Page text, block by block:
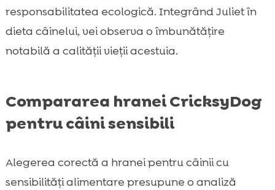
responsabilitatea ecologică. Integrând Juliet în
dieta câinelui, vei observa o îmbunătățire
notabilă a calității vieții acestuia.
Compararea hranei CricksyDog
pentru câini sensibili
Alegerea corectă a hranei pentru câinii cu
sensibilități alimentare presupune o analiză